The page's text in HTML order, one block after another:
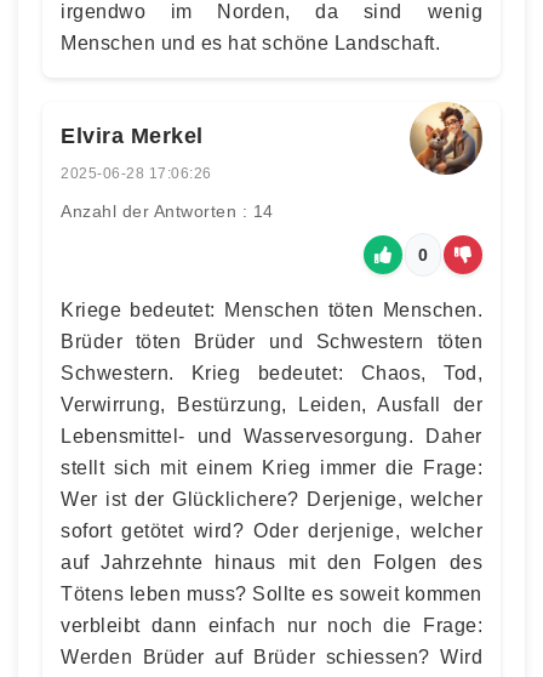
irgendwo im Norden, da sind wenig
Menschen und es hat schöne Landschaft.
Elvira Merkel
2025-06-28 17:06:26
Anzahl der Antworten : 14
0
Kriege bedeutet: Menschen töten Menschen.
Brüder töten Brüder und Schwestern töten
Schwestern. Krieg bedeutet: Chaos, Tod,
Verwirrung, Bestürzung, Leiden, Ausfall der
Lebensmittel- und Wasservesorgung. Daher
stellt sich mit einem Krieg immer die Frage:
Wer ist der Glücklichere? Derjenige, welcher
sofort getötet wird? Oder derjenige, welcher
auf Jahrzehnte hinaus mit den Folgen des
Tötens leben muss? Sollte es soweit kommen
verbleibt dann einfach nur noch die Frage:
Werden Brüder auf Brüder schiessen? Wird